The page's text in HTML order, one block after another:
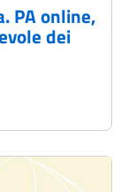
PA online,
dei